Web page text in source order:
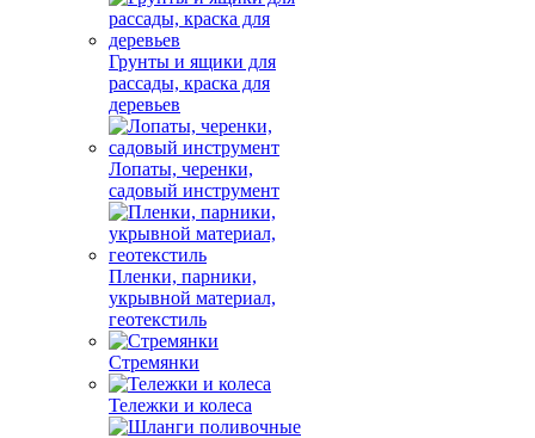
Грунты и ящики для
рассады, краска для
деревьев
Лопаты, черенки,
садовый инструмент
Пленки, парники,
укрывной материал,
геотекстиль
Стремянки
Тележки и колеса